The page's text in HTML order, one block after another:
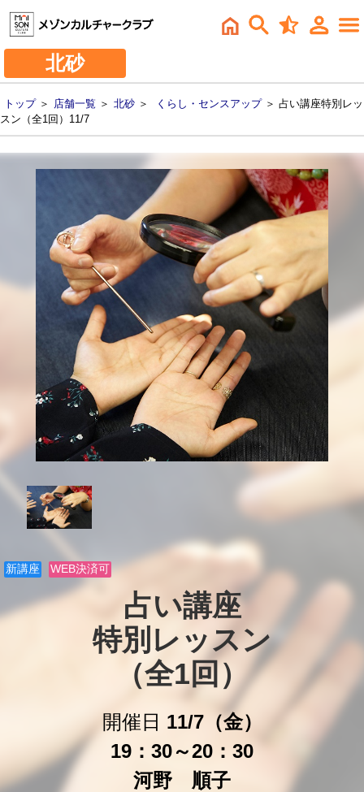
北砂
トップ＞ 店舗一覧 ＞ 北砂 ＞ くらし・センスアップ＞ 占い講座特別レッ
スン（全1回）11/7
新講座 WEB決済可
占い講座
特別レッスン
（全1回）
開催日 11/7（金）
19：30～20：30
河野 順子